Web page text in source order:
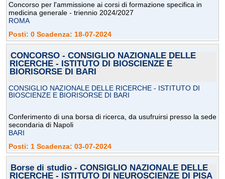
Concorso per l'ammissione ai corsi di formazione specifica in
medicina generale - triennio 2024/2027
ROMA
Posti: 0 Scadenza: 18-07-2024
CONCORSO - CONSIGLIO NAZIONALE DELLE
RICERCHE - ISTITUTO DI BIOSCIENZE E
BIORISORSE DI BARI
CONSIGLIO NAZIONALE DELLE RICERCHE - ISTITUTO DI
BIOSCIENZE E BIORISORSE DI BARI
Conferimento di una borsa di ricerca, da usufruirsi presso la sede
secondaria di Napoli
BARI
Posti: 1 Scadenza: 03-07-2024
Borse di studio - CONSIGLIO NAZIONALE DELLE
RICERCHE - ISTITUTO DI NEUROSCIENZE DI PISA